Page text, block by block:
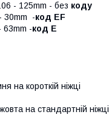
- 125mm - без коду
30mm -код EF
-код E
на короткій ніжці
на стандартній ніжці